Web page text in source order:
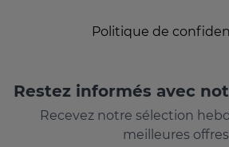
Politique de
Restez informés avec
Recevez notre sélection
meilleures